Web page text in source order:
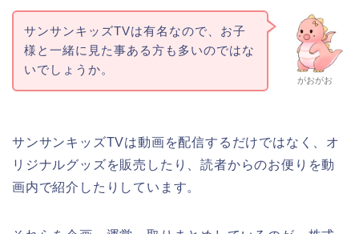
がおがお
サンサンキッズTVは有名なので、お子
様と一緒に見た事ある方も多いのではな
いでしょうか。
サンサンキッズTVは動画を配信するだけではなく、オ
リジナルグッズを販売したり、読者からのお便りを動
画内で紹介したりしています。